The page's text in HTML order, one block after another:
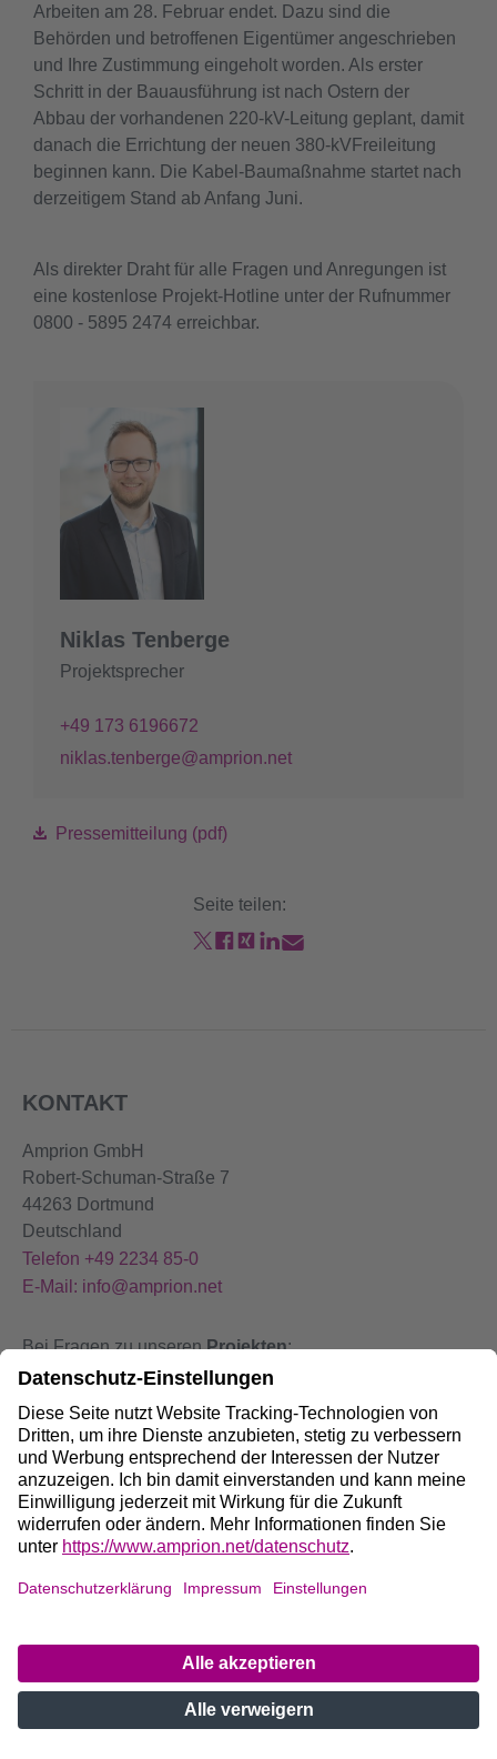
Arbeiten am 28. Februar endet. Dazu sind die
Behörden und betroffenen Eigentümer angeschrieben
und Ihre Zustimmung eingeholt worden. Als erster
Schritt in der Bauausführung ist nach Ostern der
Abbau der vorhandenen 220-kV-Leitung geplant, damit
danach die Errichtung der neuen 380-kVFreileitung
beginnen kann. Die Kabel-Baumaßnahme startet nach
derzeitigem Stand ab Anfang Juni.
Als direkter Draht für alle Fragen und Anregungen ist
eine kostenlose Projekt-Hotline unter der Rufnummer
0800 - 5895 2474 erreichbar.
Niklas Tenberge
Projektsprecher
+49 173 6196672
niklas.tenberge@amprion.net
Pressemitteilung (pdf)
Seite teilen:
KONTAKT
Amprion GmbH
Robert-Schuman-Straße 7
44263 Dortmund
Deutschland
Telefon +49 2234 85-0
E-Mail: info@amprion.net
Bei Fragen zu unserenProjekten:
+49 800 584 9000
BeiStörungen an unseren Anlagen:
+49 800 490 4000
Social Media:
Datenschutz